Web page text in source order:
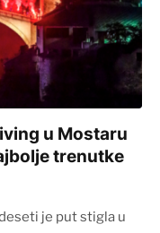
u Mostaru
trenutke
je put stigla u